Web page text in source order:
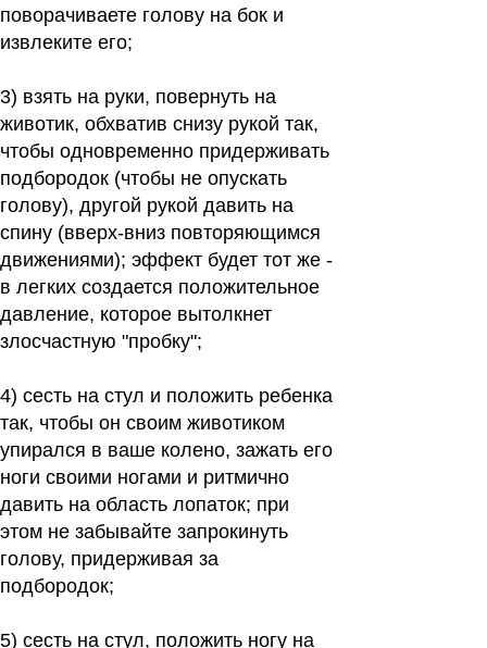
поворачиваете голову на бок и
извлеките его;
3) взять на руки, повернуть на
животик, обхватив снизу рукой так,
чтобы одновременно придерживать
подбородок (чтобы не опускать
голову), другой рукой давить на
спину (вверх-вниз повторяющимся
движениями); эффект будет тот же -
в легких создается положительное
давление, которое вытолкнет
злосчастную "пробку";
4) сесть на стул и положить ребенка
так, чтобы он своим животиком
упирался в ваше колено, зажать его
ноги своими ногами и ритмично
давить на область лопаток; при
этом не забывайте запрокинуть
голову, придерживая за
подбородок;
5) сесть на стул, положить ногу на